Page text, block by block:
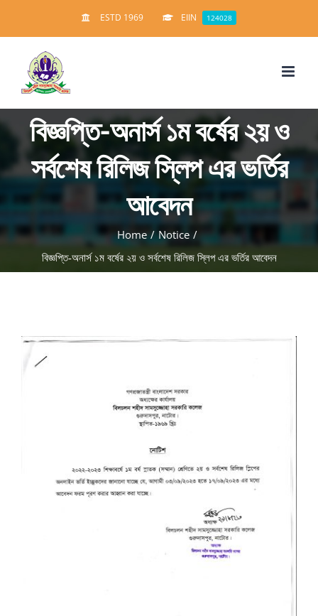
to
content
ESTD 1969 EIIN 124028
বিজ্ঞপ্তি-অনার্স ১ম বর্ষের ২য় ও
সর্বশেষ রিলিজ স্লিপ এর ভর্তির
আবেদন
Home / Notice /
বিজ্ঞপ্তি-অনার্স ১ম বর্ষের ২য় ও সর্বশেষ রিলিজ স্লিপ এর ভর্তির আবেদন